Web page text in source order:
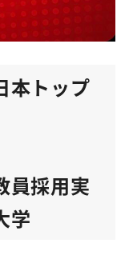
本トップ
員採用実
学